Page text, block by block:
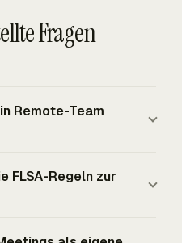
Fragen
Remote-Team
interne Projektarbeit,
Feierabend trennen.
FLSA-Regeln zur